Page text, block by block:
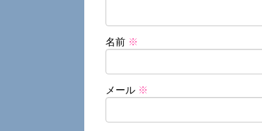
名前 ※
メール ※